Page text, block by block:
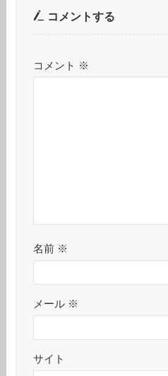
コメントする
コメント ※
名前 ※
メール ※
サイト